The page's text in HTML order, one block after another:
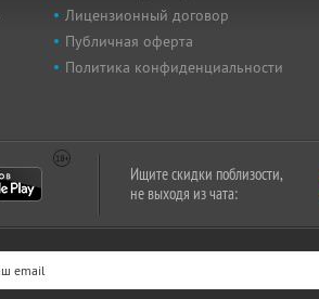
Лицензионный договор
Публичная оферта
Политика конфиденциальности
Ищите скидки поблизости,
не выходя из чата: